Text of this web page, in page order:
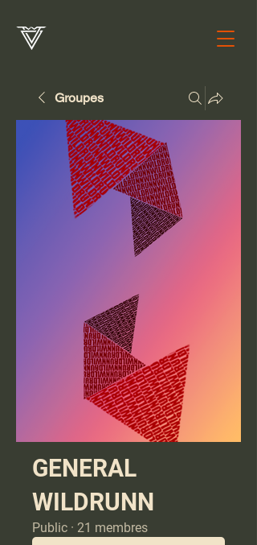
Groupes
GENERAL
WILDRUNN
Public · 21 membres